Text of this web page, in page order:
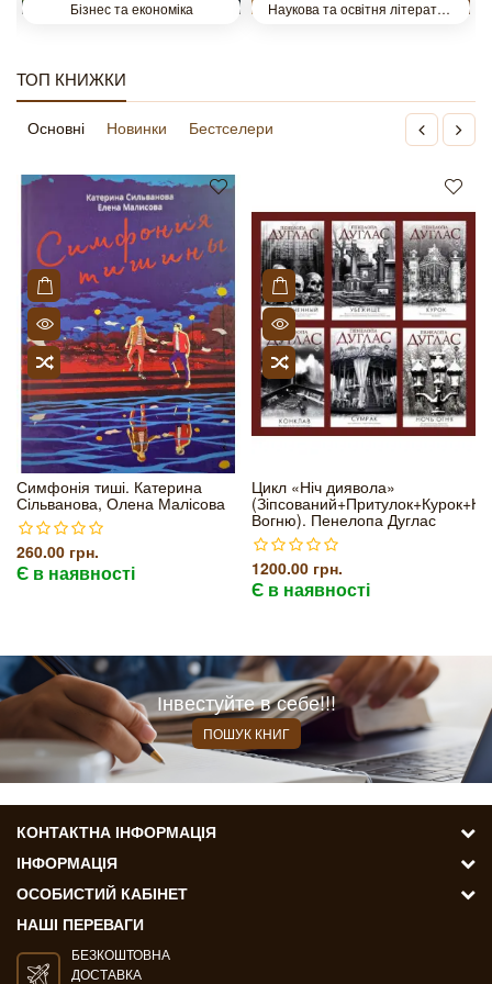
Бізнес та економіка Наукова та освітня література
ТОП КНИЖКИ
Основні Новинки Бестселери
Симфонія тиші. Катерина
Сільванова, Олена Малісова
260.00 грн.
Є в наявності
Цикл «Ніч диявола»
Вогню). Пенелопа Дуглас
1200.00 грн.
Є в наявності
Інвестуйте в себе!!!
ПОШУК КНИГ
КОНТАКТНА ІНФОРМАЦІЯ
ІНФОРМАЦІЯ
ОСОБИСТИЙ КАБІНЕТ
НАШІ ПЕРЕВАГИ
БЕЗКОШТОВНА
ДОСТАВКА